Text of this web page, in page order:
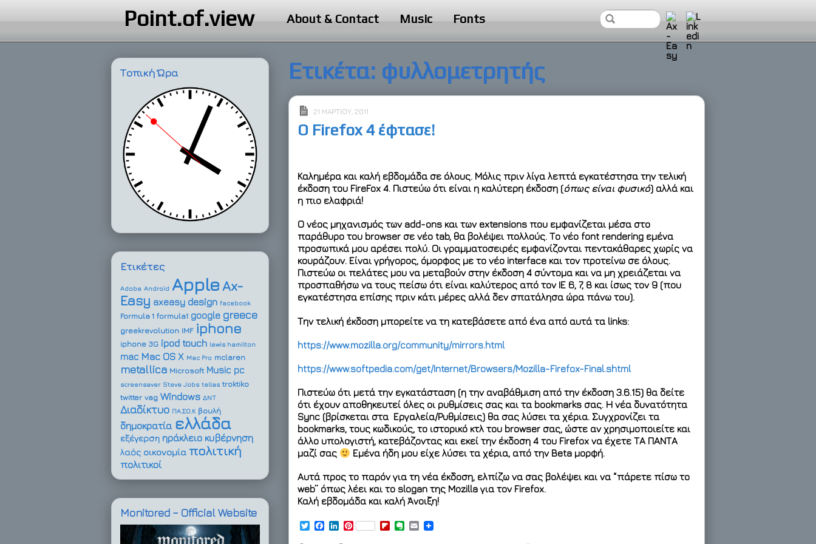
Point.of.view About & Contact Music Fonts
Ετικέτα: φυλλομετρητής
21 ΜΑΡΤΊΟΥ, 2011
Ο Firefox 4 έφτασε!
Καλημέρα και καλή εβδομάδα σε όλους. Μόλις πριν λίγα λεπτά εγκατέστησα την τελική
έκδοση του FireFox 4. Πιστεύω ότι είναι η καλύτερη έκδοση (όπως είναι φυσικό) αλλά και
η πιο ελαφριά!
Ο νέος μηχανισμός των add-ons και των extensions που εμφανίζεται μέσα στο
παράθυρο του browser σε νέο tab, θα βολέψει πολλούς. Το νέο font rendering εμένα
προσωπικά μου αρέσει πολύ. Οι γραμματοσειρές εμφανίζονται πεντακάθαρες χωρίς να
κουράζουν. Είναι γρήγορος, όμορφος με το νέο interface και τον προτείνω σε όλους.
Πιστεύω οι πελάτες μου να μεταβούν στην έκδοση 4 σύντομα και να μη χρειάζεται να
προσπαθήσω να τους πείσω ότι είναι καλύτερος από τον ΙΕ 6, 7, 8 και ίσως τον 9 (που
εγκατέστησα επίσης πριν κάτι μέρες αλλά δεν σπατάλησα ώρα πάνω του).
Την τελική έκδοση μπορείτε να τη κατεβάσετε από ένα από αυτά τα links:
https://www.mozilla.org/community/mirrors.html
https://www.softpedia.com/get/Internet/Browsers/Mozilla-Firefox-Final.shtml
Πιστεύω ότι μετά την εγκατάσταση (η την αναβάθμιση από την έκδοση 3.6.15) θα δείτε
ότι έχουν αποθηκευτεί όλες οι ρυθμίσεις σας και τα bookmarks σας. Η νέα δυνατότητα
Sync (βρίσκεται στα Εργαλεία/Ρυθμίσεις) θα σας λύσει τα χέρια. Συγχρονίζει τα
bookmarks, τους κωδικούς, το ιστορικό κτλ του browser σας, ώστε αν χρησιμοποιείτε και
άλλο υπολογιστή, κατεβάζοντας και εκεί την έκδοση 4 του Firefox να έχετε ΤΑ ΠΑΝΤΑ
μαζί σας
Εμένα ήδη μου είχε λύσει τα χέρια, από την Beta μορφή.
Αυτά προς το παρόν για τη νέα έκδοση, ελπίζω να σας βολέψει και να “πάρετε πίσω το
web” όπως λέει και το slogan της Mozilla για τον Firefox.
Καλή εβδομάδα και καλή Άνοιξη!
T
P
E
Τοπική Ώρα
Ετικέτες
Adobe Android AppleAx-
Easy axeasy design facebook
Formula 1 formula1 google greece
greekrevolution IMF iphone
iphone 3G ipod touch lewis hamilton
mac Mac OS X Mac Pro mclaren
metallica Microsoft Music pc
screensaver Steve Jobs tellas troktiko
twitter vag Windows ΔΝΤ
Διαδίκτυο ΠΑ.ΣΟ.Κ βουλή
δημοκρατία ελλάδα
εξέγερση ηράκλειο κυβέρνηση
λαός οικονομία πολιτική
πολιτικοί
Monitored – Official Website